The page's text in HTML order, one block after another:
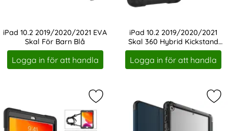
iPad 10.2 2019/2020/2021 EVA
Skal För Barn Blå
Art. nr 219940
Logga in för att handla
iPad 10.2 2019/2020/2021
Skal 360 Hybrid Kickstand
Svart
Art. nr 219942
Logga in för att handla
Markera iPad 10.2 2019/2020/